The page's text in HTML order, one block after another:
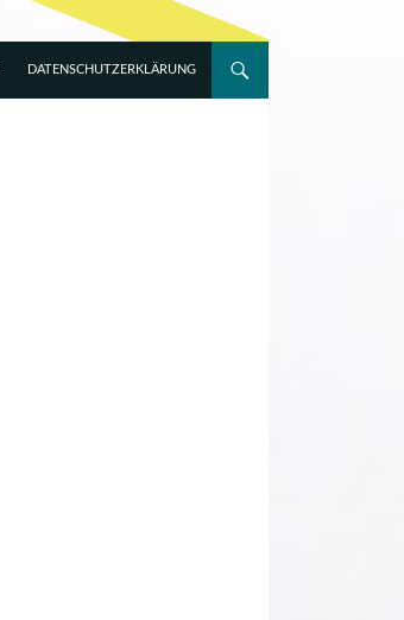
DATENSCHUTZERKLÄRUNG